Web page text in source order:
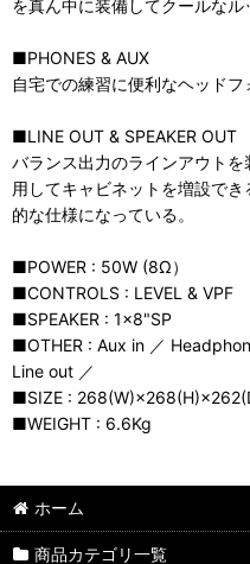
を真ん中に装備してクールなル
■PHONES & AUX
自宅での練習に便利なヘッドフ
■LINE OUT & SPEAKER OUT
バランス出力のラインアウト
用してキャビネットを増設で
的な仕様になっている。
■POWER : 50W (8Ω）
■CONTROLS : LEVEL & VPF
■SPEAKER : 1×8"SP
■OTHER : Aux in ／
Line out ／
■SIZE :
■WEIGHT : 6.6Kg
ホーム
商品カテゴリ一覧